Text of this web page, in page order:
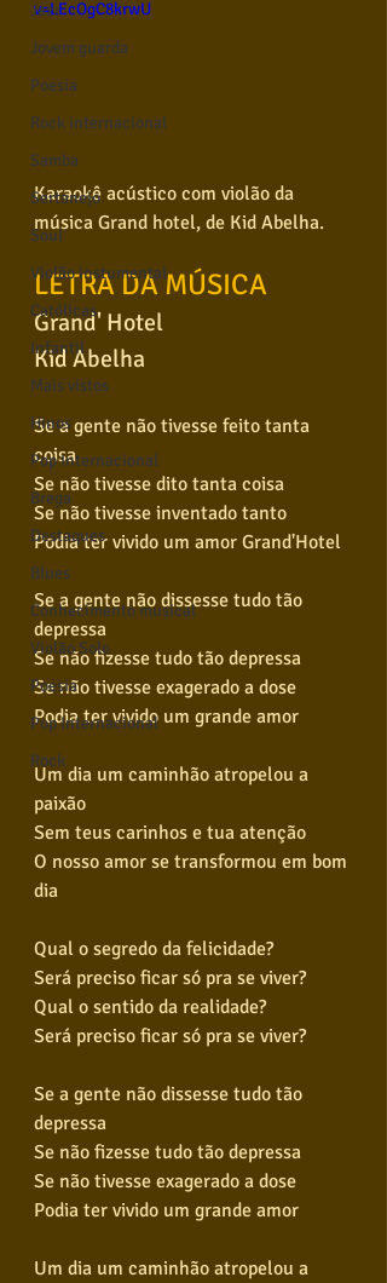
Jazz
Jovem guarda
Poesia
Rock internacional
Samba
Sertanejo
Soul
Violão instumental
Católicas
Infantil
Mais vistos
Hinos
Pop Internacional
Brega
Destaques
Blues
Conhecimento musical
Violão Solo
Poesia
Pop Internacional
Rock
v=LEcOgC8krwU
Karaokê acústico com violão da
música Grand hotel, de Kid Abelha.
LETRA DA MÚSICA
Grand' Hotel
Kid Abelha
Se a gente não tivesse feito tanta
coisa
Se não tivesse dito tanta coisa
Se não tivesse inventado tanto
Podia ter vivido um amor Grand'Hotel
Se a gente não dissesse tudo tão
depressa
Se não fizesse tudo tão depressa
Se não tivesse exagerado a dose
Podia ter vivido um grande amor
Um dia um caminhão atropelou a
paixão
Sem teus carinhos e tua atenção
O nosso amor se transformou em bom
dia
Qual o segredo da felicidade?
Será preciso ficar só pra se viver?
Qual o sentido da realidade?
Será preciso ficar só pra se viver?
Se a gente não dissesse tudo tão
depressa
Se não fizesse tudo tão depressa
Se não tivesse exagerado a dose
Podia ter vivido um grande amor
Um dia um caminhão atropelou a